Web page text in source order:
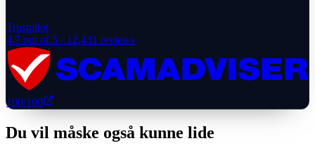
Trustpilot
4.7 out of 5 · 12,431 reviews
100/100
Du vil måske også kunne lide